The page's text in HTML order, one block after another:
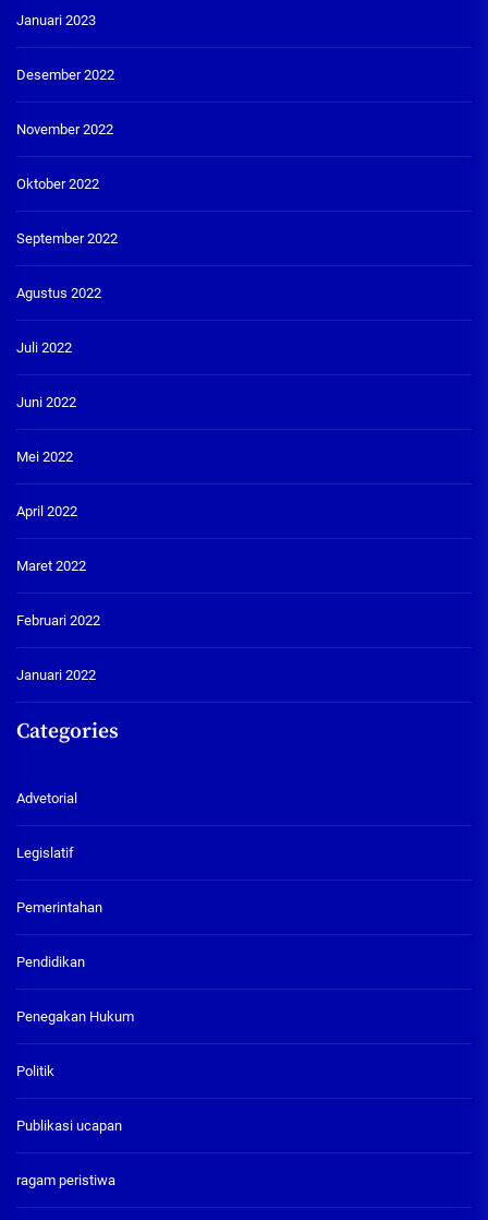
Januari 2023
Desember 2022
November 2022
Oktober 2022
September 2022
Agustus 2022
Juli 2022
Juni 2022
Mei 2022
April 2022
Maret 2022
Februari 2022
Januari 2022
Categories
Advetorial
Legislatif
Pemerintahan
Pendidikan
Penegakan Hukum
Politik
Publikasi ucapan
ragam peristiwa